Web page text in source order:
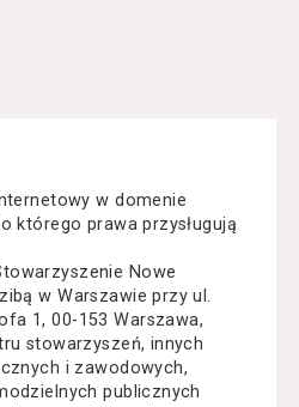
w domenie
którego prawa przysługują
Nowe
w Warszawie przy ul.
1, 00-153 Warszawa,
stowarzyszeń, innych
i zawodowych,
publicznych